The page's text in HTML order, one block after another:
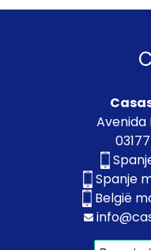
Avenida
Spanje
België